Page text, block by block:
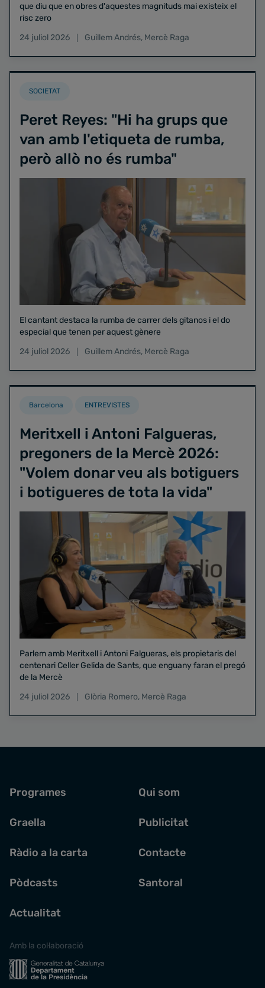
que diu que en obres d'aquestes magnituds mai existeix el
risc zero
24 juliol 2026
Guillem Andrés, Mercè Raga
SOCIETAT
Peret Reyes: "Hi ha grups que
van amb l'etiqueta de rumba,
però allò no és rumba"
El cantant destaca la rumba de carrer dels gitanos i el do
especial que tenen per aquest gènere
24 juliol 2026
Guillem Andrés, Mercè Raga
Barcelona ENTREVISTES
Meritxell i Antoni Falgueras,
pregoners de la Mercè 2026:
"Volem donar veu als botiguers
i botigueres de tota la vida"
Parlem amb Meritxell i Antoni Falgueras, els propietaris del
centenari Celler Gelida de Sants, que enguany faran el pregó
de la Mercè
24 juliol 2026
Glòria Romero, Mercè Raga
Programes
Graella
Ràdio a la carta
Pòdcasts
Actualitat
Qui som
Publicitat
Contacte
Santoral
Amb la col·laboració